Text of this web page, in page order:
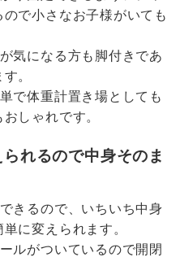
で小さなお子様がいても
気になる方も脚付きであ
。
で体重計置き場としても
しゃれです。
れるので中身そのま
きるので、いちいち中身
に変えられます。
ルがついているので開閉